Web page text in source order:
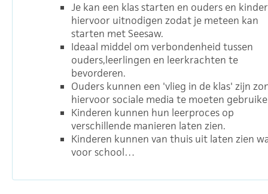
Je kan een klas starten en ouders en
hiervoor uitnodigen zodat je meteen kan
starten met Seesaw.
Ideaal middel om verbondenheid tussen
ouders,leerlingen en leerkrachten te
bevorderen.
Ouders kunnen een 'vlieg in de klas' zijn
hiervoor sociale media te moeten
Kinderen kunnen hun leerproces op
verschillende manieren laten zien.
Kinderen kunnen van thuis uit laten zien
voor school…